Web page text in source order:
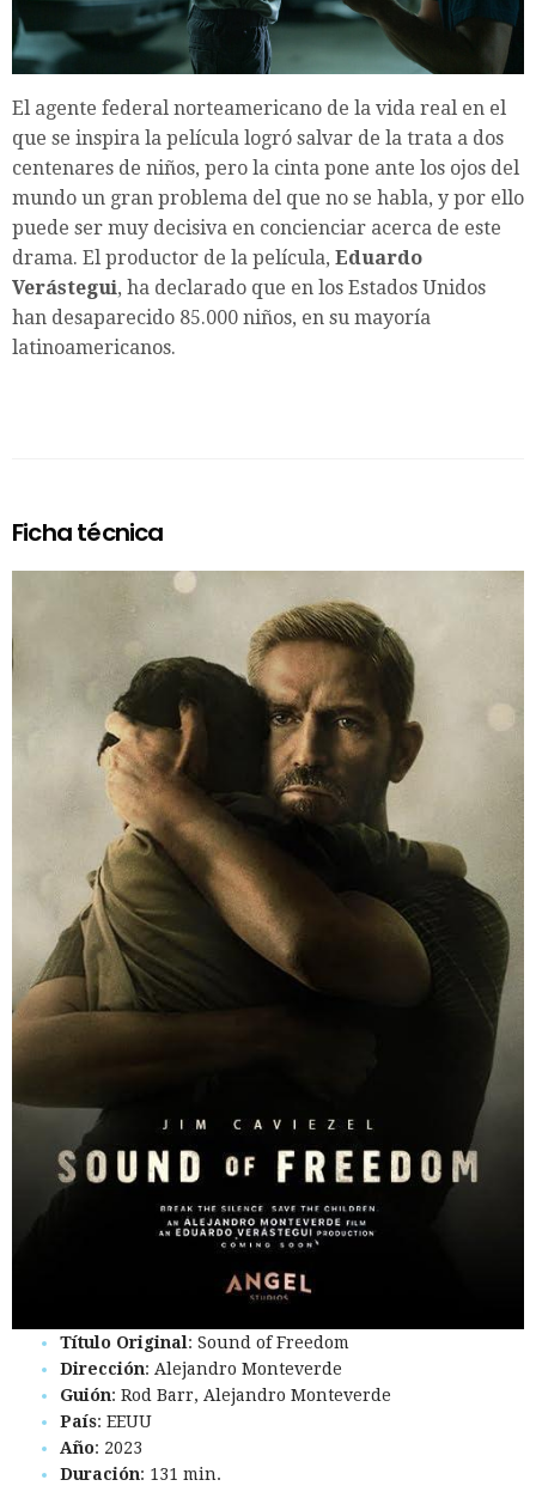
El agente federal norteamericano de la vida real en el
que se inspira la película logró salvar de la trata a dos
centenares de niños, pero la cinta pone ante los ojos del
mundo un gran problema del que no se habla, y por ello
puede ser muy decisiva en concienciar acerca de este
drama. El productor de la película, Eduardo
Verástegui, ha declarado que en los Estados Unidos
han desaparecido 85.000 niños, en su mayoría
latinoamericanos.
Ficha técnica
Título Original: Sound of Freedom
Dirección: Alejandro Monteverde
Guión: Rod Barr, Alejandro Monteverde
País: EEUU
Año: 2023
Duración: 131 min.